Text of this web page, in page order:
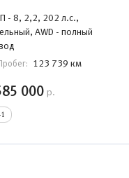
- 8, 2,2, 202 л.с.,
AWD - полный
123 739 км
000 р.